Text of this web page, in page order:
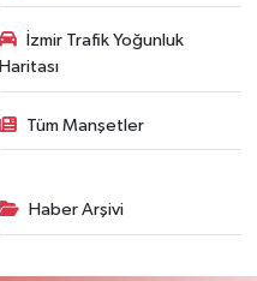
İzmir Trafik Yoğunluk
Haritası
Tüm Manşetler
Haber Arşivi